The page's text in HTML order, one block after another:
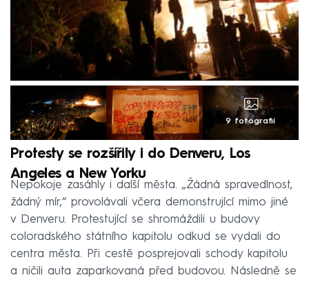
9 fotografií
Protesty se rozšířily i do Denveru, Los
Angeles a New Yorku
Nepokoje zasáhly i další města. „Žádná spravedlnost,
žádný mír,“ provolávali včera demonstrující mimo jiné
v Denveru. Protestující se shromáždili u budovy
coloradského státního kapitolu odkud se vydali do
centra města. Při cestě posprejovali schody kapitolu
a ničili auta zaparkovaná před budovou. Následně se